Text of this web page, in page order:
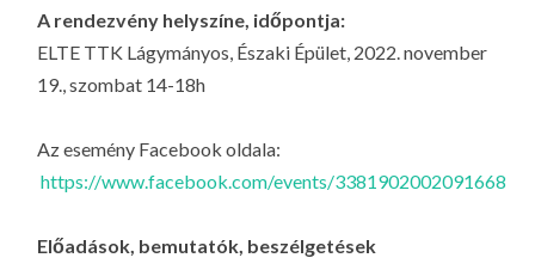
A rendezvény helyszíne, időpontja:
ELTE TTK Lágymányos, Északi Épület, 2022. november
19., szombat 14-18h
Az esemény Facebook oldala:
https://www.facebook.com/events/3381902002091668
Előadások, bemutatók, beszélgetések